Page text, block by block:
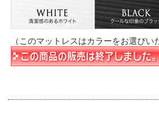
（このマットレスはカラーをお選びい